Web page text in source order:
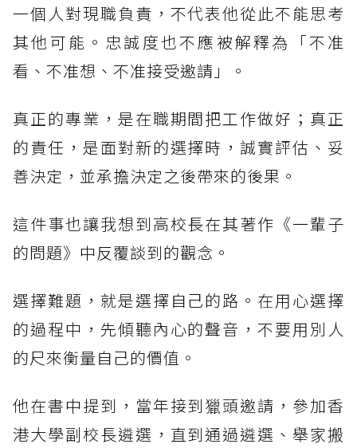
一個人對現職負責，不代表他從此不能思考
其他可能。忠誠度也不應被解釋為「不准
看、不准想、不准接受邀請」。
真正的專業，是在職期間把工作做好；真正
的責任，是面對新的選擇時，誠實評估、妥
善決定，並承擔決定之後帶來的後果。
這件事也讓我想到高校長在其著作《一輩子
的問題》中反覆談到的觀念。
選擇難題，就是選擇自己的路。在用心選擇
的過程中，先傾聽內心的聲音，不要用別人
的尺來衡量自己的價值。
他在書中提到，當年接到獵頭邀請，參加香
港大學副校長遴選，直到通過遴選、舉家搬